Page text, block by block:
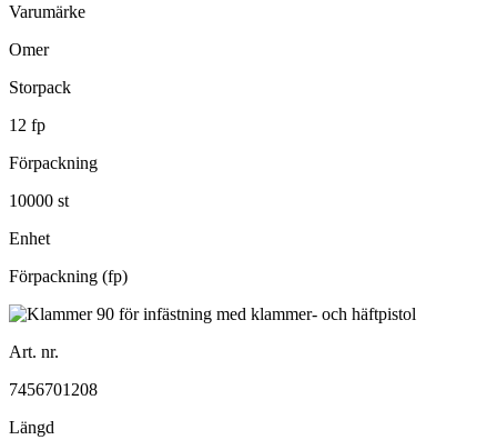
Varumärke
Omer
Storpack
12 fp
Förpackning
10000 st
Enhet
Förpackning (fp)
Art. nr.
7456701208
Längd